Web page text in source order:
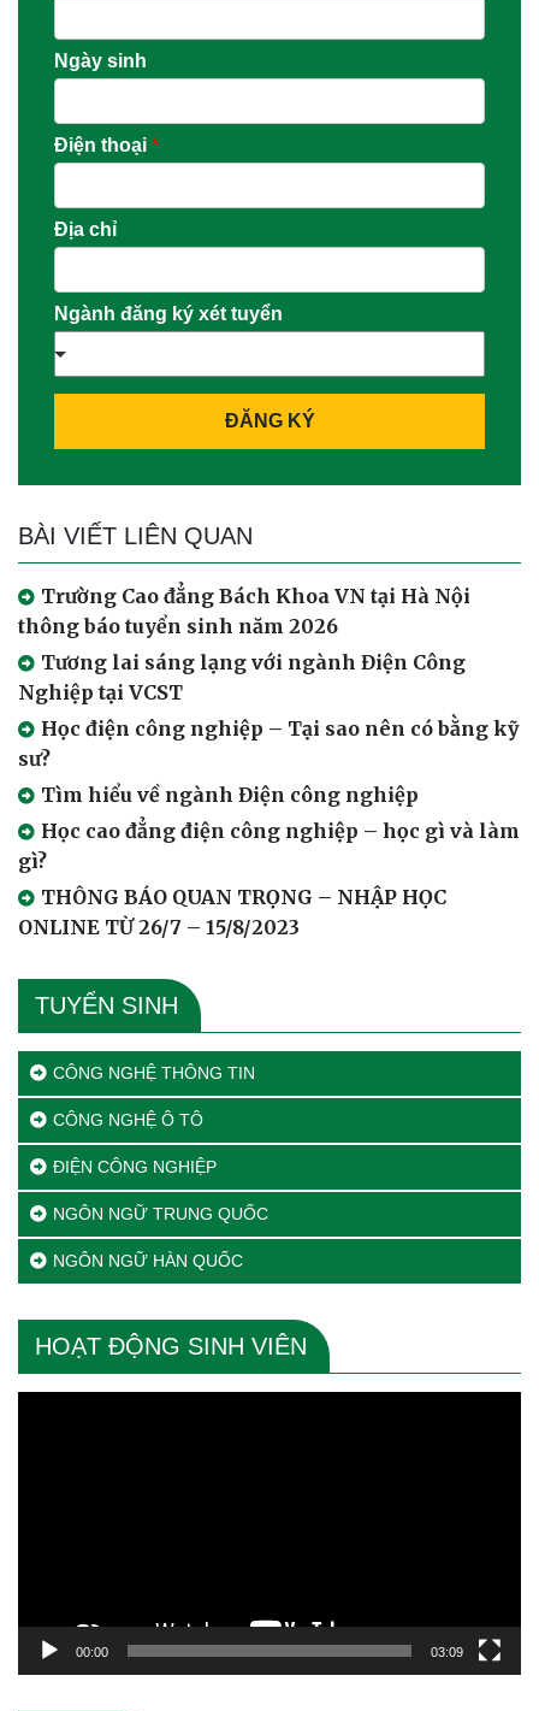
Ngày sinh
Điện thoại *
Địa chỉ
Ngành đăng ký xét tuyển
ĐĂNG KÝ
BÀI VIẾT LIÊN QUAN
Trường Cao đẳng Bách Khoa VN tại Hà Nội
thông báo tuyển sinh năm 2026
Tương lai sáng lạng với ngành Điện Công
Nghiệp tại VCST
Học điện công nghiệp – Tại sao nên có bằng kỹ
sư?
Tìm hiểu về ngành Điện công nghiệp
Học cao đẳng điện công nghiệp – học gì và làm
gì?
THÔNG BÁO QUAN TRỌNG – NHẬP HỌC
ONLINE TỪ 26/7 – 15/8/2023
TUYỂN SINH
CÔNG NGHỆ THÔNG TIN
CÔNG NGHỆ Ô TÔ
ĐIỆN CÔNG NGHIỆP
NGÔN NGỮ TRUNG QUỐC
NGÔN NGỮ HÀN QUỐC
HOẠT ĐỘNG SINH VIÊN
00:00 03:09